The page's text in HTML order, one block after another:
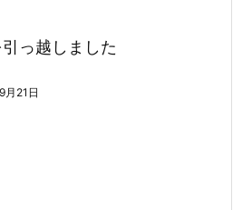
っ越しました
月21日